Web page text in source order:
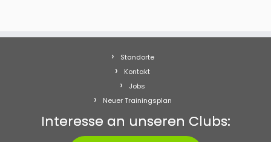
Standorte
Kontakt
Jobs
Neuer Trainingsplan
Interesse an unseren Clubs: